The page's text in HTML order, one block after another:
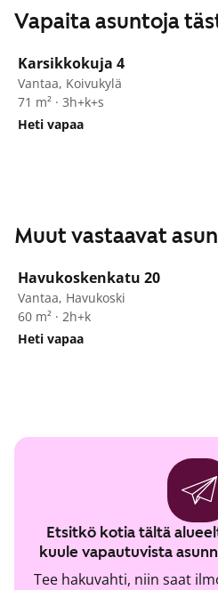
Vapaita asuntoja
/29
Karsikkokuja 4
Vantaa, Koivukylä
71 m² · 3h+k+s
Heti vapaa
Muut vastaavat
Havukoskenkatu 20
Vantaa, Havukoski
60 m² · 2h+k
Heti vapaa
Etsitkö kotia tältä
kuule vapautuvista
Tee hakuvahti, niin saat